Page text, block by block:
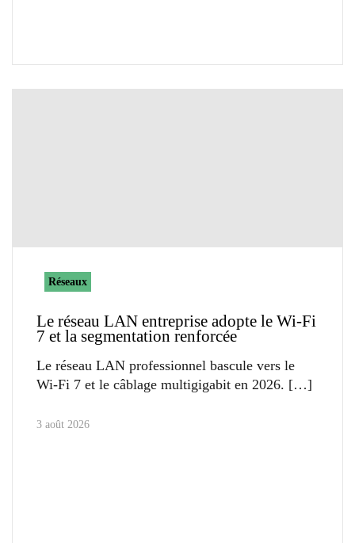
Réseaux
Le réseau LAN entreprise adopte le Wi-Fi
7 et la segmentation renforcée
Le réseau LAN professionnel bascule vers le
Wi-Fi 7 et le câblage multigigabit en 2026.
3 août 2026